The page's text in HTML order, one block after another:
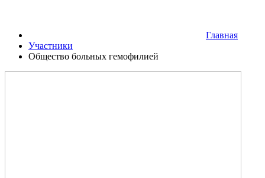
Главная
Участники
Общество больных гемофилией